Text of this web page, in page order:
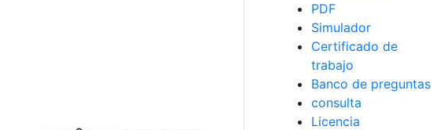
PDF
Simulador
Certificado de
trabajo
Banco de preguntas
consulta
Licencia